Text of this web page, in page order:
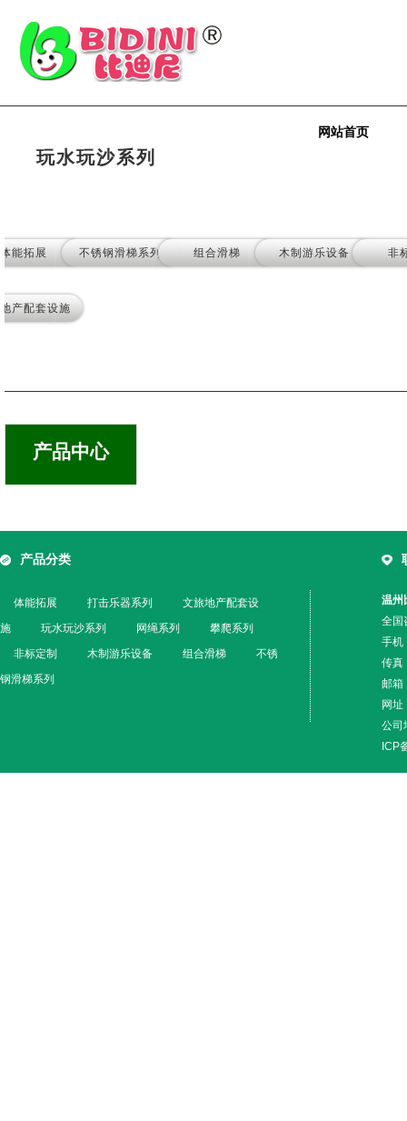
网站首页
玩水玩沙系列
体能拓展 不锈钢滑梯系列 组合滑梯 木制游乐设备 非
产配套设施
产品中心
产品分类
体能拓展 打击乐器系列
文旅地产配套设
施
玩水玩沙系列 网绳系列
攀爬系列
非标定制
木制游乐设备 组合滑梯
不锈
钢滑梯系列
温州
全国
手机
传真
邮箱
网
公司
ICP